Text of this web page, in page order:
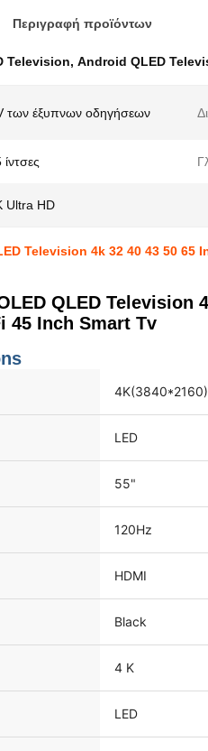
Περιγραφή προϊόντων
Television, Android QLED
των έξυπνων οδηγήσεων
ίντσες
Ultra HD
Television 4k 32 40 43 50
QLED Television
45 Inch Smart Tv
4K(3840*2160)
LED
55"
120Hz
HDMI
Black
4 K
LED